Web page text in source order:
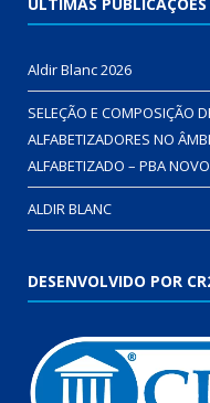
Aldir Blanc 2026
SELEÇÃO E COMPOSIÇÃO
ALFABETIZADORES NO
ALFABETIZADO – PBA
ALDIR BLANC
DESENVOLVIDO POR